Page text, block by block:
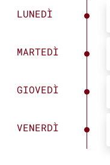
LUNEDÌ
MARTEDÌ
GIOVEDÌ
VENERDÌ